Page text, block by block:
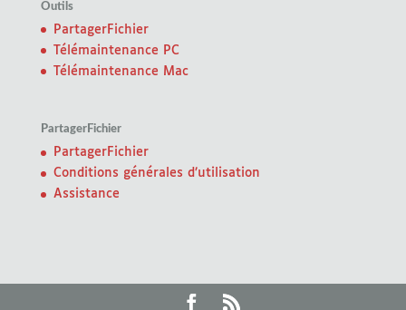
Outils
PartagerFichier
Télémaintenance PC
Télémaintenance Mac
PartagerFichier
PartagerFichier
Conditions générales d’utilisation
Assistance